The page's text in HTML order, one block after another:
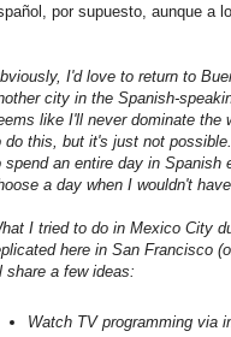
por supuesto, aunque a
I'd love to return to
city in the Spanish-
like I'll never dominate the
do this, but it's just not
spend an entire day in Spanish
a day when I wouldn't
I tried to do in Mexico City
here in San Francisco
share a few ideas:
Watch TV programming via